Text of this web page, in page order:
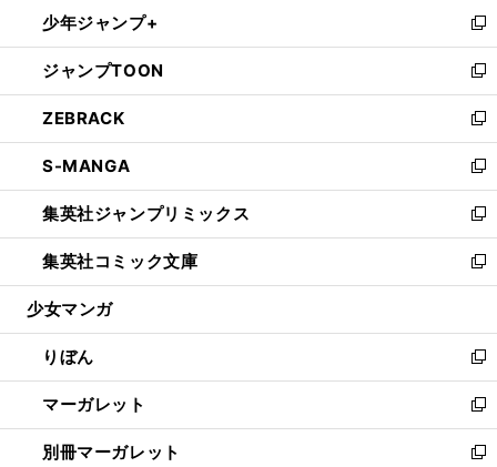
く
で
開
く
ド
ウ
で
開
く
ィ
ン
ド
ウ
で
開
く
い
ウ
ィ
ン
ド
ウ
で
開
く
少年ジャンプ+
新
し
い
ウ
ィ
ン
ド
ウ
で
開
く
ジャンプTOON
新
し
い
ウ
ィ
ン
ド
ウ
で
開
ZEBRACK
新
し
い
ウ
ィ
ン
ド
ウ
開
く
S-MANGA
新
し
い
ウ
ィ
ン
ウ
で
開
く
集英社ジャンプリミックス
新
し
い
ウ
ン
ド
ウ
で
開
く
集英社コミック文庫
新
し
ウ
ィ
ン
ド
ウ
で
少女マンガ
りぼん
新
し
い
ウ
ィ
マーガレット
新
し
い
別冊マーガレット
新